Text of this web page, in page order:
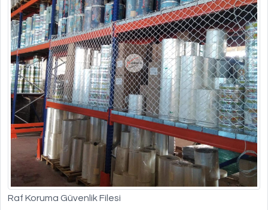
Raf Koruma Güvenlik Filesi